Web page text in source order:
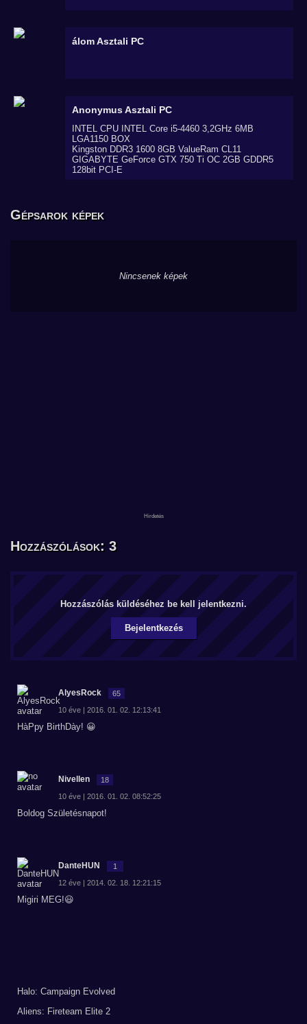
álomAsztali PC
AnonymusAsztali PC
INTEL CPU INTEL Core i5-4460 3,2GHz 6MB
LGA1150 BOX
Kingston DDR3 1600 8GB ValueRam CL11
GIGABYTE GeForce GTX 750 Ti OC 2GB GDDR5
128bit PCI-E
Gépsarok képek
Nincsenek képek
Hozzászólások: 3
Hozzászólás küldéséhez be kell jelentkezni.
Bejelentkezés
AlyesRock 65
10 éve | 2016. 01. 02. 12:13:41
HàPpy BirthDày! 😀
Nivellen 18
10 éve | 2016. 01. 02. 08:52:25
Boldog Születésnapot!
DanteHUN 1
12 éve | 2014. 02. 18. 12:21:15
Migiri MEG!😃
Halo: Campaign Evolved
Aliens: Fireteam Elite 2